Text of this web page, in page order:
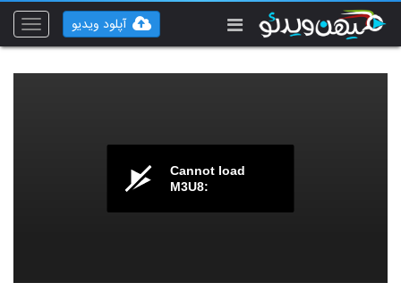
Toggle
آپلود ویدیو
Cannot load
M3U8: